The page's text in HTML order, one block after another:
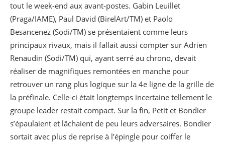
tout le week-end aux avant-postes. Gabin Leuillet
(Praga/IAME), Paul David (BirelArt/TM) et Paolo
Besancenez (Sodi/TM) se présentaient comme leurs
principaux rivaux, mais il fallait aussi compter sur Adrien
Renaudin (Sodi/TM) qui, ayant serré au chrono, devait
réaliser de magnifiques remontées en manche pour
retrouver un rang plus logique sur la 4e ligne de la grille de
la préfinale. Celle-ci était longtemps incertaine tellement le
groupe leader restait compact. Sur la fin, Petit et Bondier
s’épaulaient et lâchaient de peu leurs adversaires. Bondier
sortait avec plus de reprise à l’épingle pour coiffer le